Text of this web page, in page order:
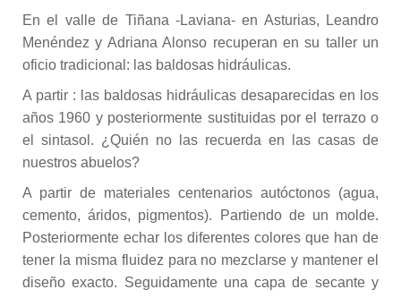
En el valle de Tiñana -Laviana- en Asturias, Leandro
Menéndez y Adriana Alonso recuperan en su taller un
oficio tradicional: las baldosas hidráulicas.
A partir : las baldosas hidráulicas desaparecidas en los
años 1960 y posteriormente sustituidas por el terrazo o
el sintasol. ¿Quién no las recuerda en las casas de
nuestros abuelos?
A partir de materiales centenarios autóctonos (agua,
cemento, áridos, pigmentos). Partiendo de un molde.
Posteriormente echar los diferentes colores que han de
tener la misma fluidez para no mezclarse y mantener el
diseño exacto. Seguidamente una capa de secante y